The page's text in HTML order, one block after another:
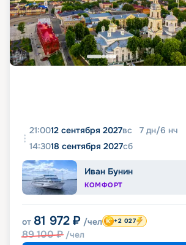
21:0012 сентября 2027вс 7 дн/6 нч
14:3018 сентября 2027сб
Иван Бунин
КОМФОРТ
от 81 972 ₽ /чел
89 100₽ /чел
+2 027